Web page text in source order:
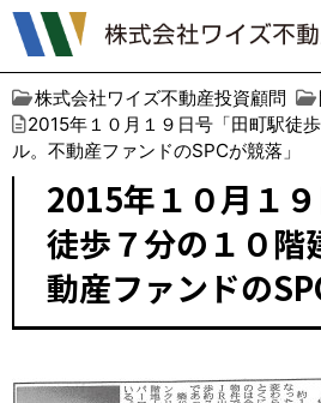
株式会社ワイズ不動産投資顧問
2015年１０月１９日号「田町駅徒
ル。不動産ファンドのSPCが競落」
2015年１０月１
徒歩７分の１０階
動産ファンドの